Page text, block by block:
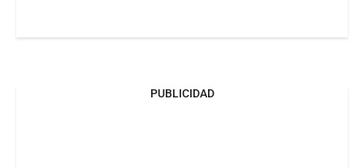
PUBLICIDAD